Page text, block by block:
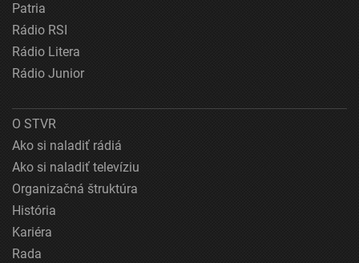
Patria
Rádio RSI
Rádio Litera
Rádio Junior
O STVR
Ako si naladiť rádiá
Ako si naladiť televíziu
Organizačná štruktúra
História
Kariéra
Rada